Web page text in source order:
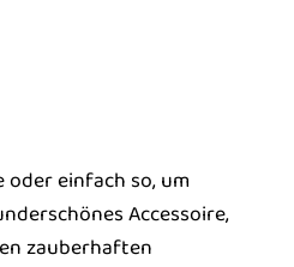
oder einfach so, um
Accessoire,
zauberhaften